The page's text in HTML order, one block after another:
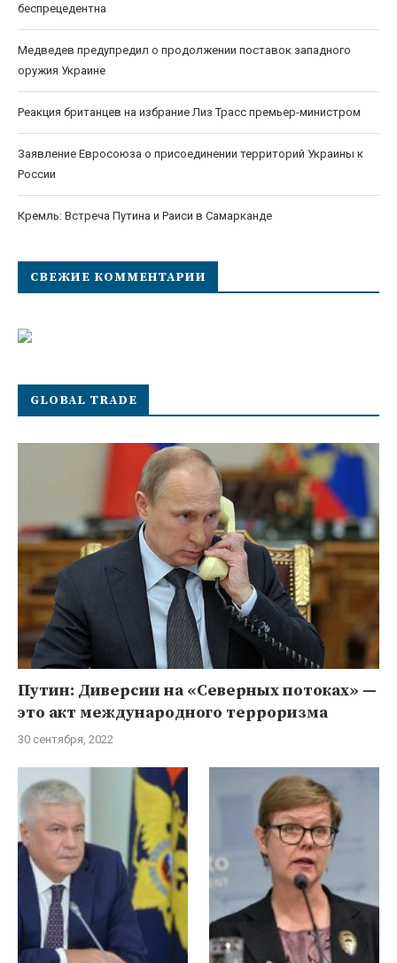
беспрецедентна
Медведев предупредил о продолжении поставок западного
оружия Украине
Реакция британцев на избрание Лиз Трасс премьер-министром
Заявление Евросоюза о присоединении территорий Украины к
России
Кремль: Встреча Путина и Раиси в Самарканде
СВЕЖИЕ КОММЕНТАРИИ
GLOBAL TRADE
Путин: Диверсии на «Северных потоках» —
это акт международного терроризма
30 сентября, 2022